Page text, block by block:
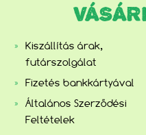
Kiszállítás árak,
futárszolgálat
Fizetés bankkártyával
Általános Szerződési
Feltételek